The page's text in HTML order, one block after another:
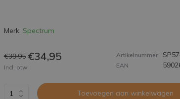
Merk: Spectrum
€39,95 €34,95
Incl. btw
Artikelnummer
EAN
Toevoegen aan winkelwagen